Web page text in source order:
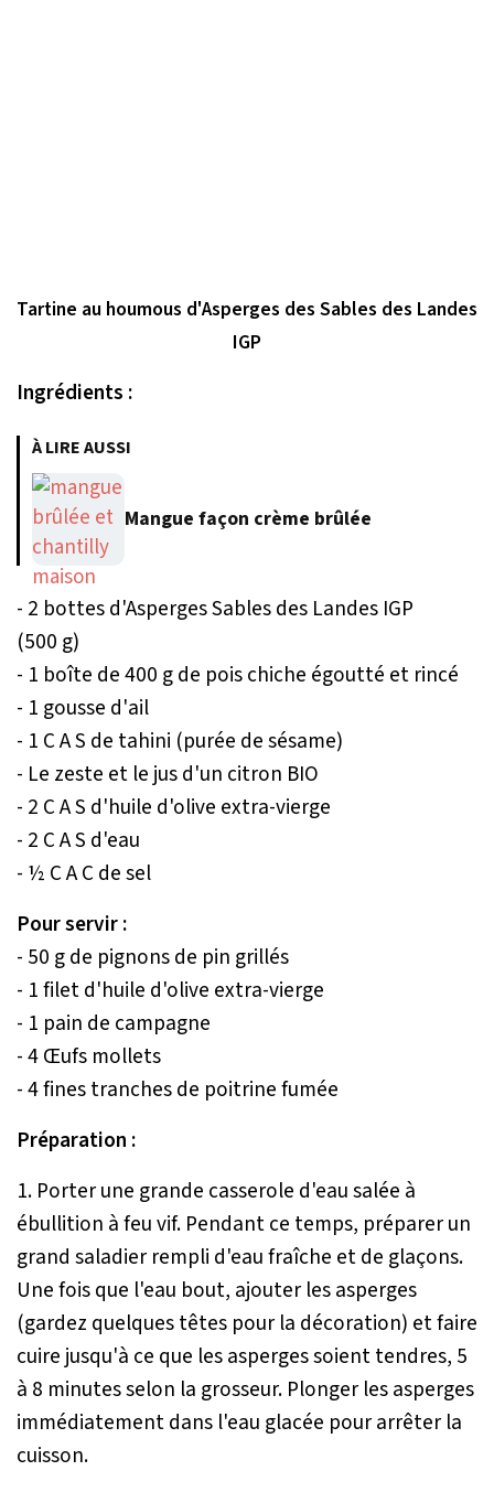
Tartine au houmous d'Asperges des Sables des Landes
IGP
Ingrédients :
À LIRE AUSSI
Mangue façon crème brûlée
- 2 bottes d'Asperges Sables des Landes IGP
(500 g)
- 1 boîte de 400 g de pois chiche égoutté et rincé
- 1 gousse d'ail
- 1 C A S de tahini (purée de sésame)
- Le zeste et le jus d'un citron BIO
- 2 C A S d'huile d'olive extra-vierge
- 2 C A S d'eau
- ½ C A C de sel
Pour servir :
- 50 g de pignons de pin grillés
- 1 filet d'huile d'olive extra-vierge
- 1 pain de campagne
- 4 Œufs mollets
- 4 fines tranches de poitrine fumée
Préparation :
1. Porter une grande casserole d'eau salée à
ébullition à feu vif. Pendant ce temps, préparer un
grand saladier rempli d'eau fraîche et de glaçons.
Une fois que l'eau bout, ajouter les asperges
(gardez quelques têtes pour la décoration) et faire
cuire jusqu'à ce que les asperges soient tendres, 5
à 8 minutes selon la grosseur. Plonger les asperges
immédiatement dans l'eau glacée pour arrêter la
cuisson.